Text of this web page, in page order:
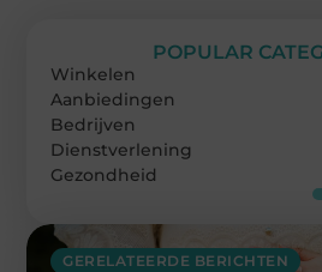
GERELATEERDE BERICHTEN
POPULAR
Winkelen
Aanbiedingen
Bedrijven
Dienstverlening
Gezondheid